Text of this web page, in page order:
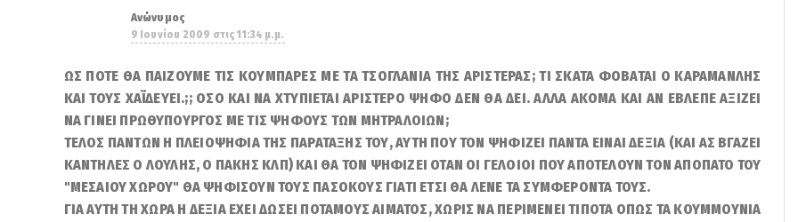
Ανώνυμος
9 Ιουνίου 2009 στις 11:34 μ.μ.
ΩΣ ΠΟΤΕ ΘΑ ΠΑΙΖΟΥΜΕ ΤΙΣ ΚΟΥΜΠΑΡΕΣ ΜΕ ΤΑ ΤΣΟΓΛΑΝΙΑ ΤΗΣ ΑΡΙΣΤΕΡΑΣ; ΤΙ ΣΚΑΤΑ ΦΟΒΑΤΑΙ Ο ΚΑΡΑΜΑΝΛΗΣ
ΚΑΙ ΤΟΥΣ ΧΑΪΔΕΥΕΙ.;; ΟΣΟ ΚΑΙ ΝΑ ΧΤΥΠΙΕΤΑΙ ΑΡΙΣΤΕΡΟ ΨΗΦΟ ΔΕΝ ΘΑ ΔΕΙ. ΑΛΛΑ ΑΚΟΜΑ ΚΑΙ ΑΝ ΕΒΛΕΠΕ ΑΞΙΖΕΙ
ΝΑ ΓΙΝΕΙ ΠΡΩΘΥΠΟΥΡΓΟΣ ΜΕ ΤΙΣ ΨΗΦΟΥΣ ΤΩΝ ΜΗΤΡΑΛΟΙΩΝ;
ΤΕΛΟΣ ΠΑΝΤΩΝ Η ΠΛΕΙΟΨΗΦΙΑ ΤΗΣ ΠΑΡΑΤΑΞΗΣ ΤΟΥ, ΑΥΤΗ ΠΟΥ ΤΟΝ ΨΗΦΙΖΕΙ ΠΑΝΤΑ ΕΙΝΑΙ ΔΕΞΙΑ (ΚΑΙ ΑΣ ΒΓΑΖΕΙ
ΚΑΝΤΗΛΕΣ Ο ΛΟΥΛΗΣ, Ο ΠΑΚΗΣ ΚΛΠ) ΚΑΙ ΘΑ ΤΟΝ ΨΗΦΙΖΕΙ ΟΤΑΝ ΟΙ ΓΕΛΟΙΟΙ ΠΟΥ ΑΠΟΤΕΛΟΥΝ ΤΟΝ ΑΠΟΠΑΤΟ ΤΟΥ
"ΜΕΣΑΙΟΥ ΧΩΡΟΥ" ΘΑ ΨΗΦΙΣΟΥΝ ΤΟΥΣ ΠΑΣΟΚΟΥΣ ΓΙΑΤΙ ΕΤΣΙ ΘΑ ΛΕΝΕ ΤΑ ΣΥΜΦΕΡΟΝΤΑ ΤΟΥΣ.
ΓΙΑ ΑΥΤΗ ΤΗ ΧΩΡΑ Η ΔΕΞΙΑ ΕΧΕΙ ΔΩΣΕΙ ΠΟΤΑΜΟΥΣ ΑΙΜΑΤΟΣ, ΧΩΡΙΣ ΝΑ ΠΕΡΙΜΕΝΕΙ ΤΙΠΟΤΑ ΟΠΩΣ ΤΑ ΚΟΥΜΜΟΥΝΙΑ